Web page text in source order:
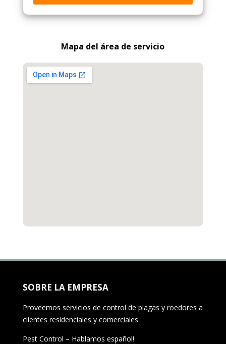
Mapa del área de servicio
SOBRE LA EMPRESA
Proveemos servicios de control de plagas y roedores a
clientes residenciales y comerciales.
Pest Control – Hablamos español!